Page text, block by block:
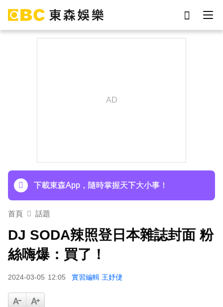
下載東森App，隨時掌握天下大小事！
《半澤直樹》男星宣布再婚！迎新生命雙喜臨門
首頁 話題
DJ SODA辣照登日本雜誌封面 粉
絲嗨爆：買了！
2024-03-05 12:05 實習編輯 王妤倢